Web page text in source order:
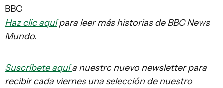
BBC
Haz clic aquípara leer más historias de BBC News
Mundo.
Suscríbete aquía nuestro nuevo newsletter para
recibir cada viernes una selección de nuestro